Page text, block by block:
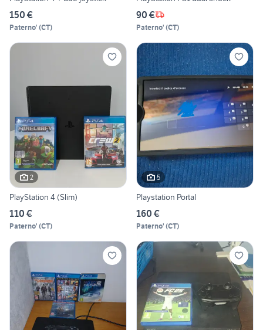
150 €
Paterno' (CT)
90 €
Paterno' (CT)
2
PlayStation 4 (Slim)
110 €
Paterno' (CT)
5
Playstation Portal
160 €
Paterno' (CT)